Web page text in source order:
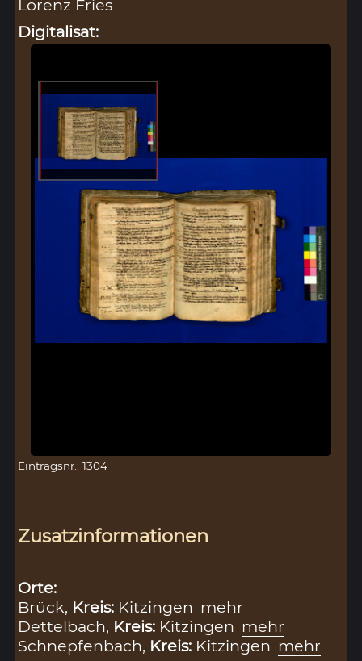
Lorenz Fries
Digitalisat:
Eintragsnr.: 1304
Zusatzinformationen
Orte:
Brück, Kreis: Kitzingen mehr
Dettelbach, Kreis: Kitzingen mehr
Schnepfenbach, Kreis: Kitzingen mehr